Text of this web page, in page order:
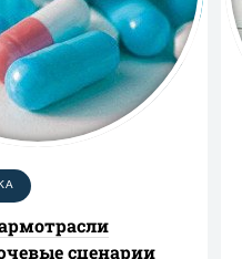
сценарии